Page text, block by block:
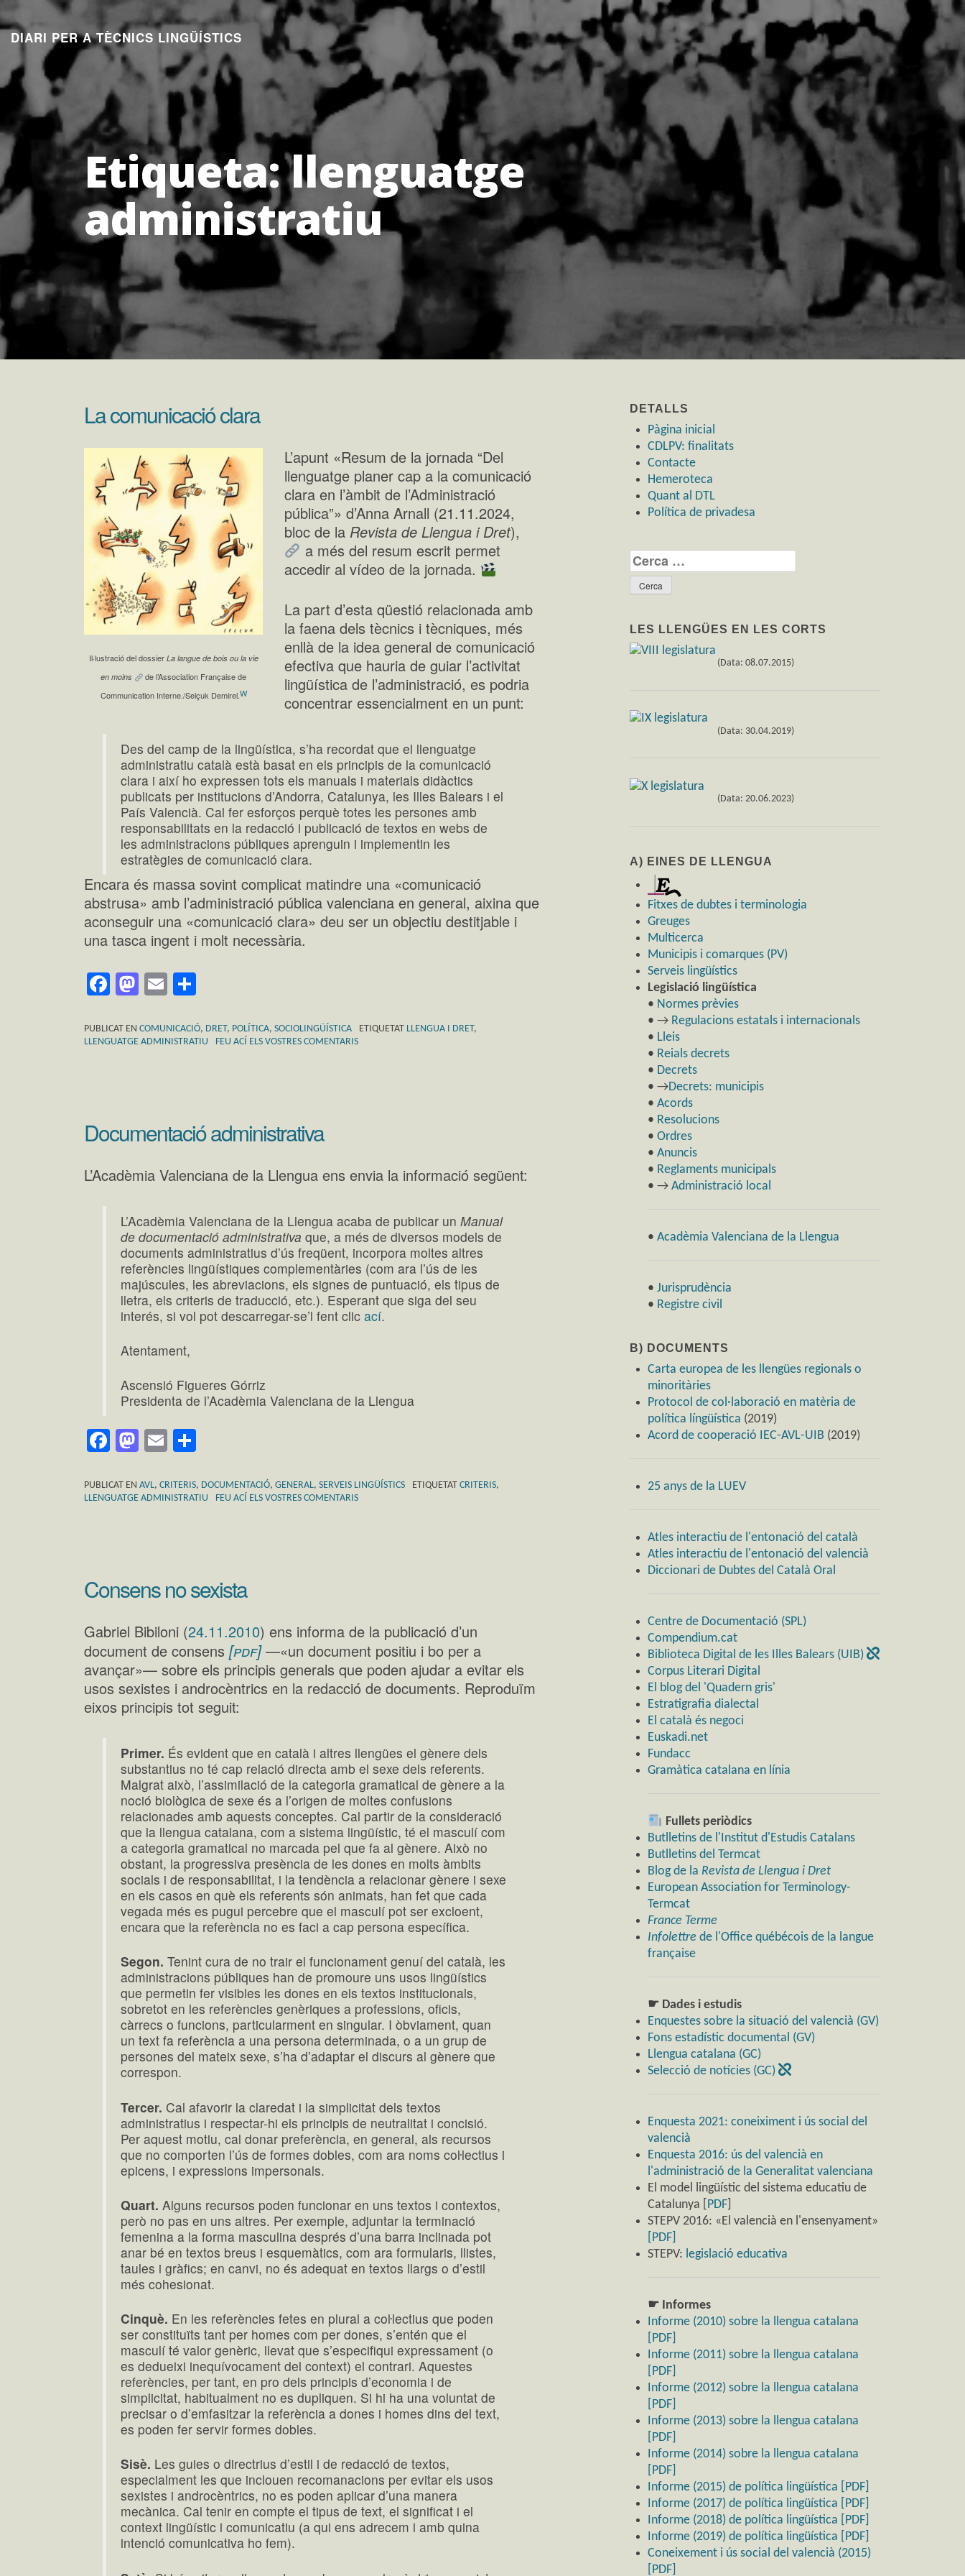
Aneu
al
contingut
DIARI PER A TÈCNICS LINGÜÍSTICS
Etiqueta:llenguatge
administratiu
La comunicació clara
Il·lustració del dossier La langue de bois ou la vie
en moins
de l’Association Française de
Communication Interne./Selçuk Demirel.W
L’apunt «Resum de la jornada “Del
llenguatge planer cap a la comunicació
clara en l’àmbit de l’Administració
pública”» d’Anna Arnall (21.11.2024,
bloc de la Revista de Llengua i Dret),
a més del resum escrit permet
accedir al vídeo de la jornada.
La part d’esta qüestió relacionada amb
la faena dels tècnics i tècniques, més
enllà de la idea general de comunicació
efectiva que hauria de guiar l’activitat
lingüística de l’administració, es podria
concentrar essencialment en un punt:
Des del camp de la lingüística, s’ha recordat que el llenguatge
administratiu català està basat en els principis de la comunicació
clara i així ho expressen tots els manuals i materials didàctics
publicats per institucions d’Andorra, Catalunya, les Illes Balears i el
País Valencià. Cal fer esforços perquè totes les persones amb
responsabilitats en la redacció i publicació de textos en webs de
les administracions públiques aprenguin i implementin les
estratègies de comunicació clara.
Encara és massa sovint complicat matindre una «comunicació
abstrusa» amb l’administració pública valenciana en general, aixina que
aconseguir una «comunicació clara» deu ser un objectiu destitjable i
una tasca ingent i molt necessària.
Facebook
Mastodon
Email
PUBLICAT EN COMUNICACIÓ, DRET, POLÍTICA, SOCIOLINGÜÍSTICA ETIQUETAT LLENGUA I DRET,
LLENGUATGE ADMINISTRATIU
FEU ACÍ ELS VOSTRES COMENTARIS
Documentació administrativa
L’Acadèmia Valenciana de la Llengua ens envia la informació següent:
L’Acadèmia Valenciana de la Llengua acaba de publicar unManual
de documentació administrativa que, a més de diversos models de
documents administratius d’ús freqüent, incorpora moltes altres
referències lingüístiques complementàries (com ara l’ús de les
majúscules, les abreviacions, els signes de puntuació, els tipus de
lletra, els criteris de traducció, etc.). Esperant que siga del seu
interés, si vol pot descarregar-se’l fent clicací.
Atentament,
Ascensió Figueres Górriz
Presidenta de l’Acadèmia Valenciana de la Llengua
Facebook
Mastodon
Email
PUBLICAT EN AVL, CRITERIS, DOCUMENTACIÓ, GENERAL, SERVEIS LINGÜÍSTICS ETIQUETAT CRITERIS,
LLENGUATGE ADMINISTRATIU
FEU ACÍ ELS VOSTRES COMENTARIS
Consens no sexista
Gabriel Bibiloni (24.11.2010) ens informa de la publicació d’un
document de consens [pdf]—«un document positiu i bo per a
avançar»— sobre els principis generals que poden ajudar a evitar els
usos sexistes i androcèntrics en la redacció de documents. Reproduïm
eixos principis tot seguit:
Primer. És evident que en català i altres llengües el gènere dels
substantius no té cap relació directa amb el sexe dels referents.
Malgrat això, l’assimilació de la categoria gramatical de gènere a la
noció biològica de sexe és a l’origen de moltes confusions
relacionades amb aquests conceptes. Cal partir de la consideració
que la llengua catalana, com a sistema lingüístic, té el masculí com
a categoria gramatical no marcada pel que fa al gènere. Això no
obstant, la progressiva presència de les dones en molts àmbits
socials i de responsabilitat, i la tendència a relacionar gènere i sexe
en els casos en què els referents són animats, han fet que cada
vegada més es pugui percebre que el masculí pot ser excloent,
encara que la referència no es faci a cap persona específica.
Segon. Tenint cura de no trair el funcionament genuí del català, les
administracions públiques han de promoure uns usos lingüístics
que permetin fer visibles les dones en els textos institucionals,
sobretot en les referències genèriques a professions, oficis,
càrrecs o funcions, particularment en singular. I òbviament, quan
un text fa referència a una persona determinada, o a un grup de
persones del mateix sexe, s’ha d’adaptar el discurs al gènere que
correspon.
Tercer. Cal afavorir la claredat i la simplicitat dels textos
administratius i respectar-hi els principis de neutralitat i concisió.
Per aquest motiu, cal donar preferència, en general, als recursos
que no comporten l’ús de formes dobles, com ara noms coŀlectius i
epicens, i expressions impersonals.
Quart. Alguns recursos poden funcionar en uns textos i contextos,
però no pas en uns altres. Per exemple, adjuntar la terminació
femenina a la forma masculina després d’una barra inclinada pot
anar bé en textos breus i esquemàtics, com ara formularis, llistes,
taules i gràfics; en canvi, no és adequat en textos llargs o d’estil
més cohesionat.
Cinquè. En les referències fetes en plural a coŀlectius que poden
ser constituïts tant per homes com per dones, s’entén que el
masculí té valor genèric, llevat que s’especifiqui expressament (o
es dedueixi inequívocament del context) el contrari. Aquestes
referències, per tant, en pro dels principis d’economia i de
simplicitat, habitualment no es dupliquen. Si hi ha una voluntat de
precisar o d’emfasitzar la referència a dones i homes dins del text,
es poden fer servir formes dobles.
Sisè. Les guies o directrius d’estil i de redacció de textos,
especialment les que inclouen recomanacions per evitar els usos
sexistes i androcèntrics, no es poden aplicar d’una manera
mecànica. Cal tenir en compte el tipus de text, el significat i el
context lingüístic i comunicatiu (a qui ens adrecem i amb quina
intenció comunicativa ho fem).
DETALLS
Pàgina inicial
CDLPV: finalitats
Contacte
Hemeroteca
Quant al DTL
Política de privadesa
Cerca:
LES LLENGÜES EN LES CORTS
(Data: 08.07.2015)
(Data: 30.04.2019)
(Data: 20.06.2023)
A) EINES DE LLENGUA
Fitxes de dubtes i terminologia
Greuges
Multicerca
Municipis i comarques (PV)
Serveis lingüístics
Legislació lingüística
• Normes prèvies
• → Regulacions estatals i internacionals
• Lleis
• Reials decrets
• Decrets
• →Decrets: municipis
• Acords
• Resolucions
• Ordres
• Anuncis
• Reglaments municipals
• → Administració local
• Acadèmia Valenciana de la Llengua
• Jurisprudència
• Registre civil
B) DOCUMENTS
Carta europea de les llengües regionals o
minoritàries
Protocol de col·laboració en matèria de
política língüística (2019)
Acord de cooperació IEC-AVL-UIB (2019)
25 anys de la LUEV
Atles interactiu de l'entonació del català
Atles interactiu de l'entonació del valencià
Diccionari de Dubtes del Català Oral
Centre de Documentació (SPL)
Compendium.cat
Biblioteca Digital de les Illes Balears (UIB)
Corpus Literari Digital
El blog del 'Quadern gris'
Estratigrafia dialectal
El català és negoci
Euskadi.net
Fundacc
Gramàtica catalana en línia
Fullets periòdics
Butlletins de l'Institut d'Estudis Catalans
Butlletins del Termcat
Blog de la Revista de Llengua i Dret
European Association for Terminology-
Termcat
France Terme
Infolettre de l'Office québécois de la langue
française
☛ Dades i estudis
Enquestes sobre la situació del valencià (GV)
Fons estadístic documental (GV)
Llengua catalana (GC)
Selecció de notícies (GC)
Enquesta 2021: coneiximent i ús social del
valencià
Enquesta 2016: ús del valencià en
l'administració de la Generalitat valenciana
El model lingüístic del sistema educatiu de
Catalunya [
PDF
STEPV 2016: «El valencià en l'ensenyament»
[PDF]
STEPV: legislació educativa
☛ Informes
Informe (2010) sobre la llengua catalana
[PDF]
Informe (2011) sobre la llengua catalana
[PDF]
Informe (2012) sobre la llengua catalana
[PDF]
Informe (2013) sobre la llengua catalana
[PDF]
Informe (2014) sobre la llengua catalana
[PDF]
Informe (2015) de política lingüística [PDF]
Informe (2017) de política lingüística [PDF]
Informe (2018) de política lingüística [PDF]
Informe (2019) de política lingüística [PDF]
Coneixement i ús social del valencià (2015)
[PDF]